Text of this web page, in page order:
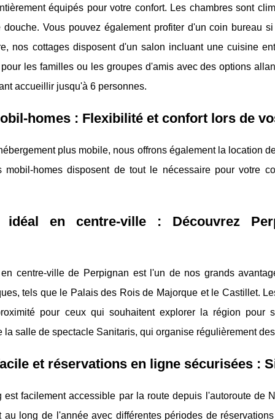
équipés pour votre confort. Les chambres sont
douche. Vous pouvez également profiter d'un coin bureau
nos cottages disposent d'un salon incluant une cuisine
les familles ou les groupes d'amis avec des options
accueillir jusqu'à 6 personnes.
homes : Flexibilité et confort lors de
plus mobile, nous offrons également la location
mobil-homes disposent de tout le nécessaire pour votre
idéal en centre-ville : Découvrez
en centre-ville de Perpignan est l'un de nos grands
tels que le Palais des Rois de Majorque et le Castillet.
pour ceux qui souhaitent explorer la région pour
la salle de spectacle Sanitaris, qui organise régulièrement
et réservations en ligne sécurisées :
est facilement accessible par la route depuis l'autoroute de
au long de l'année avec différentes périodes de